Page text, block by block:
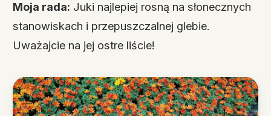
Moja rada: Juki najlepiej rosną na słonecznych
stanowiskach i przepuszczalnej glebie.
Uważajcie na jej ostre liście!